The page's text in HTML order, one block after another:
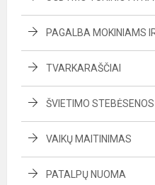
PAGALBA MOKINIAMS
TVARKARAŠČIAI
ŠVIETIMO
VAIKŲ MAITINIMAS
PATALPŲ NUOMA